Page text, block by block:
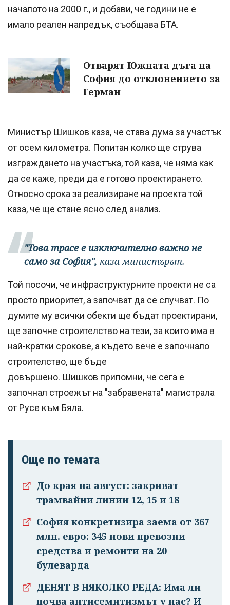
Успешно
излязохте от
профила си!
началото на 2000 г., и добави, че години не е
имало реален напредък, съобщава БТА.
Отварят Южната дъга на
София до отклонението за
Герман
Министър Шишков каза, че става дума за участък
от осем километра. Попитан колко ще струва
изграждането на участъка, той каза, че няма как
да се каже, преди да е готово проектирането.
Относно срока за реализиране на проекта той
каза, че ще стане ясно след анализ.
"Това трасе е изключително важно не
само за София", каза министърът.
Той посочи, че инфраструктурните проекти не са
просто приоритет, а започват да се случват. По
думите му всички обекти ще бъдат проектирани,
ще започне строителство на тези, за които има в
най-кратки срокове, а където вече е започнало
строителство, ще бъде
довършено. Шишков припомни, че сега е
започнал строежът на "забравената" магистрала
от Русе към Бяла.
Още по темата
До края на август: закриват
трамвайни линии 12, 15 и 18
София конкретизира заема от 367
млн. евро: 345 нови превозни
средства и ремонти на 20
булеварда
ДЕНЯТ В НЯКОЛКО РЕДА: Има ли
почва антисемитизмът у нас? И